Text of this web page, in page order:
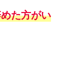
た方がい